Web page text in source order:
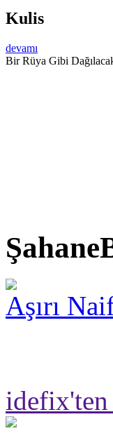
Kulis
devamı
Bir Rüya Gibi
Aşırı
idefix'ten